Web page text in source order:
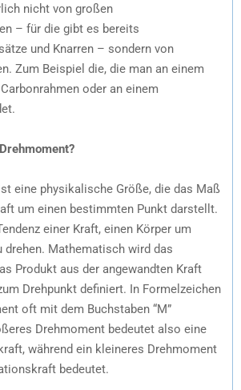
nicht von großen
– für die gibt es bereits
und Knarren – sondern von
Zum Beispiel die, die man an einem
oder an einem
eine physikalische Größe, die das Maß
um einen bestimmten Punkt darstellt.
einer Kraft, einen Körper um
drehen. Mathematisch wird das
Produkt aus der angewandten Kraft
Drehpunkt definiert. In Formelzeichen
oft mit dem Buchstaben “M”
Drehmoment bedeutet also eine
während ein kleineres Drehmoment
bedeutet.